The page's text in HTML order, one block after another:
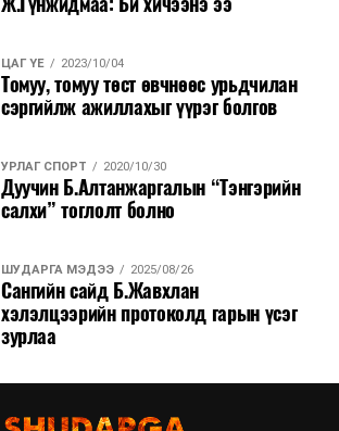
ЦАГ ҮЕ 2023/10/04
Томуу, томуу төст өвчнөөс урьдчилан
сэргийлж ажиллахыг үүрэг болгов
УРЛАГ СПОРТ 2020/10/30
Дуучин Б.Алтанжаргалын “Тэнгэрийн
салхи” тоглолт болно
ШУДАРГА МЭДЭЭ 2025/08/26
Сангийн сайд Б.Жавхлан
хэлэлцээрийн протоколд гарын үсэг
зурлаа